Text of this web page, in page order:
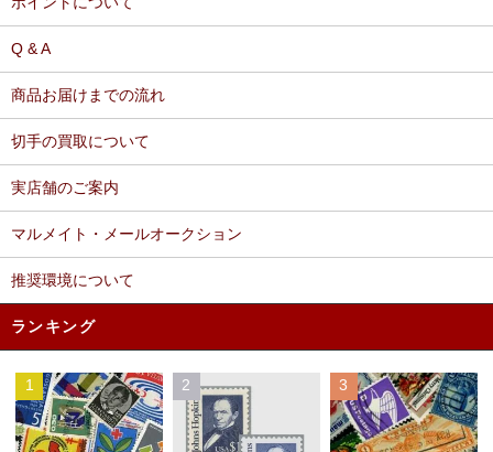
Q & A
商品お届けまでの流れ
切手の買取について
実店舗のご案内
マルメイト・メールオークション
推奨環境について
ランキング
1 2 3